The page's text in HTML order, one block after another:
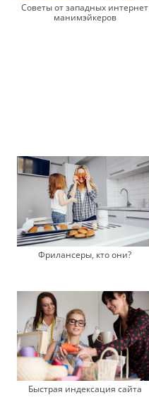
Советы от западных интернет
манимэйкеров
Фрилансеры, кто они?
Быстрая индексация сайта